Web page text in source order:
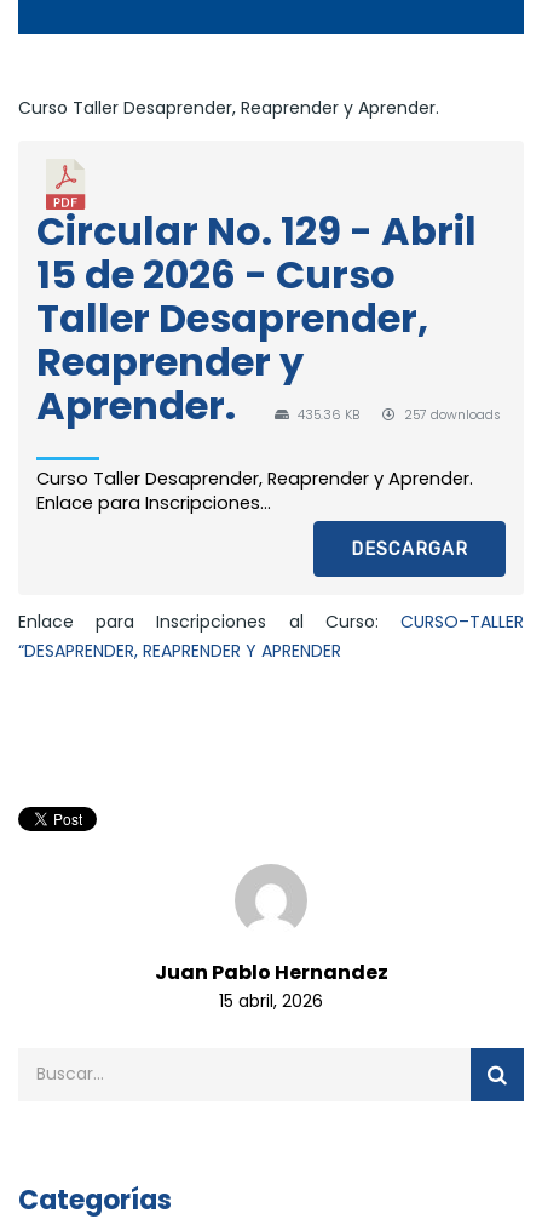
Curso Taller Desaprender, Reaprender y Aprender.
Circular No. 129 - Abril
15 de 2026 - Curso
Taller Desaprender,
Reaprender y
Aprender.
435.36 KB 257 downloads
Curso Taller Desaprender, Reaprender y Aprender.
Enlace para Inscripciones...
DESCARGAR
Enlace para Inscripciones al Curso: CURSO–TALLER
“DESAPRENDER, REAPRENDER Y APRENDER
Juan Pablo Hernandez
15 abril, 2026
Categorías